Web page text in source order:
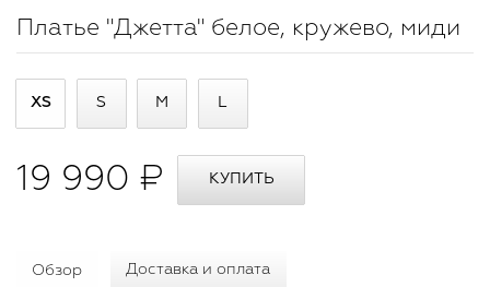
Платье "Джетта" белое, кружево, миди
XS S M L
19 990 ₽
Обзор Доставка и оплата